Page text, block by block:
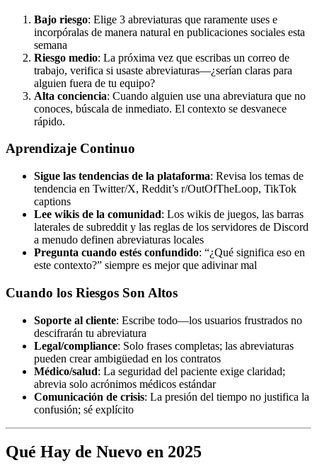
Bajo riesgo: Elige 3 abreviaturas que raramente uses e
incorpóralas de manera natural en publicaciones sociales esta
semana
Riesgo medio: La próxima vez que escribas un correo de
trabajo, verifica si usaste abreviaturas—¿serían claras para
alguien fuera de tu equipo?
Alta conciencia: Cuando alguien use una abreviatura que no
conoces, búscala de inmediato. El contexto se desvanece
rápido.
Aprendizaje Continuo
Sigue las tendencias de la plataforma: Revisa los temas de
tendencia en Twitter/X, Reddit’s r/OutOfTheLoop, TikTok
captions
Lee wikis de la comunidad: Los wikis de juegos, las barras
laterales de subreddit y las reglas de los servidores de Discord
a menudo definen abreviaturas locales
Pregunta cuando estés confundido: “¿Qué significa eso en
este contexto?” siempre es mejor que adivinar mal
Cuando los Riesgos Son Altos
Soporte al cliente: Escribe todo—los usuarios frustrados no
descifrarán tu abreviatura
Legal/compliance: Solo frases completas; las abreviaturas
pueden crear ambigüedad en los contratos
Médico/salud: La seguridad del paciente exige claridad;
abrevia solo acrónimos médicos estándar
Comunicación de crisis: La presión del tiempo no justifica la
confusión; sé explícito
Qué Hay de Nuevo en 2025